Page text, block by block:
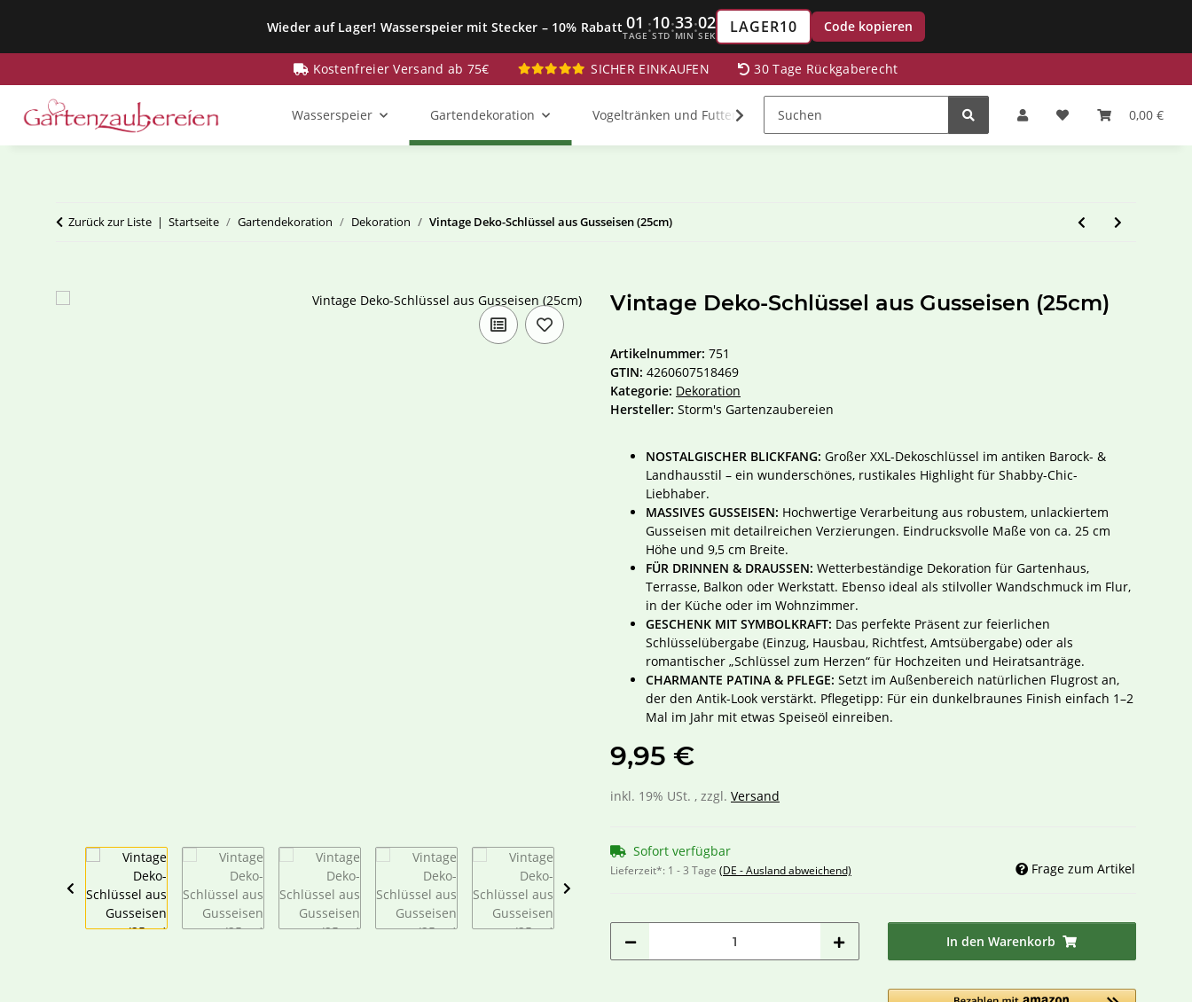
Wieder auf Lager! Wasserspeier mit Stecker – 10% Rabatt 01
TAGE:10
STD:33
MIN:01
SEK LAGER10 Code kopieren
Kostenfreier Versand ab 75€ SICHER EINKAUFEN 30 Tage Rückgaberecht
0,00 €
Wasserspeier Gartendekoration Vogeltränken und Futterstationen Miniteiche Saisonale Deko
Zurück zur Liste Startseite Gartendekoration Dekoration Vintage Deko-Schlüssel aus Gusseisen (25cm)
Vintage Deko-Schlüssel aus Gusseisen (25cm)
Artikelnummer: 751
GTIN: 4260607518469
Kategorie: Dekoration
Hersteller: Storm's Gartenzaubereien
NOSTALGISCHER BLICKFANG: Großer XXL-Dekoschlüssel im antiken Barock- &
Landhausstil – ein wunderschönes, rustikales Highlight für Shabby-Chic-
Liebhaber.
MASSIVES GUSSEISEN: Hochwertige Verarbeitung aus robustem, unlackiertem
Gusseisen mit detailreichen Verzierungen. Eindrucksvolle Maße von ca. 25 cm
Höhe und 9,5 cm Breite.
FÜR DRINNEN & DRAUSSEN: Wetterbeständige Dekoration für Gartenhaus,
Terrasse, Balkon oder Werkstatt. Ebenso ideal als stilvoller Wandschmuck im Flur,
in der Küche oder im Wohnzimmer.
GESCHENK MIT SYMBOLKRAFT: Das perfekte Präsent zur feierlichen
Schlüsselübergabe (Einzug, Hausbau, Richtfest, Amtsübergabe) oder als
romantischer „Schlüssel zum Herzen“ für Hochzeiten und Heiratsanträge.
CHARMANTE PATINA & PFLEGE: Setzt im Außenbereich natürlichen Flugrost an,
der den Antik-Look verstärkt. Pflegetipp: Für ein dunkelbraunes Finish einfach 1–2
Mal im Jahr mit etwas Speiseöl einreiben.
9,95 €
inkl. 19% USt. , zzgl. Versand
Sofort verfügbar
Lieferzeit*: 1 - 3 Tage (DE - Ausland abweichend) Frage zum Artikel
In den Warenkorb